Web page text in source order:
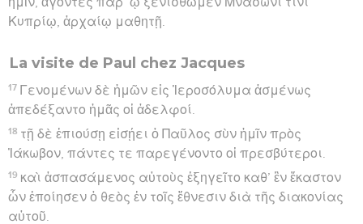
Κυπρίῳ, ἀρχαίῳ μαθητῇ.
La visite de Paul chez Jacques
17 Γενομένων δὲ ἡμῶν εἰς Ἱεροσόλυμα ἀσμένως
ἀπεδέξαντο ἡμᾶς οἱ ἀδελφοί.
18 τῇ δὲ ἐπιούσῃ εἰσῄει ὁ Παῦλος σὺν ἡμῖν πρὸς
Ἰάκωβον, πάντες τε παρεγένοντο οἱ πρεσβύτεροι.
19 καὶ ἀσπασάμενος αὐτοὺς ἐξηγεῖτο καθ’ ἓν ἕκαστον
ὧν ἐποίησεν ὁ θεὸς ἐν τοῖς ἔθνεσιν διὰ τῆς διακονίας
αὐτοῦ.